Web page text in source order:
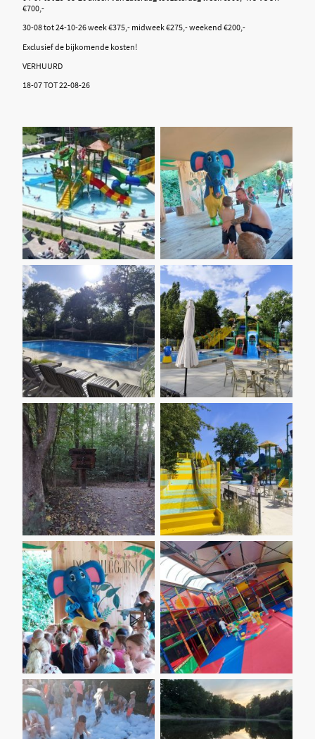
€700,-
30-08 tot 24-10-26 week €375,- midweek €275,- weekend €200,-
Exclusief de bijkomende kosten!
VERHUURD
18-07 TOT 22-08-26